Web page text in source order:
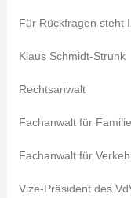
Für Rückfragen steht
Klaus Schmidt-Strunk
Rechtsanwalt
Fachanwalt für
Fachanwalt für
Vize-Präsident des